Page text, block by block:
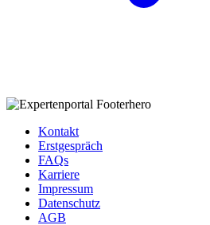
Kontakt
Erstgespräch
FAQs
Karriere
Impressum
Datenschutz
AGB